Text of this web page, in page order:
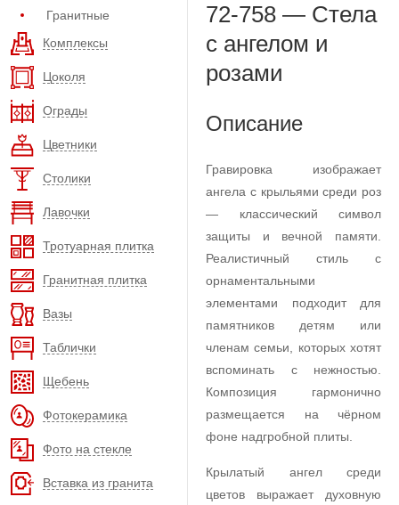
Гранитные
Комплексы
Цоколя
Ограды
Цветники
Столики
Лавочки
Тротуарная плитка
Гранитная плитка
Вазы
Таблички
Щебень
Фотокерамика
Фото на стекле
Вставка из гранита
72-758 — Стела
с ангелом и
розами
Описание
Гравировка изображает
ангела с крыльями среди роз
— классический символ
защиты и вечной памяти.
Реалистичный стиль с
орнаментальными
элементами подходит для
памятников детям или
членам семьи, которых хотят
вспоминать с нежностью.
Композиция гармонично
размещается на чёрном
фоне надгробной плиты.
Крылатый ангел среди
цветов выражает духовную